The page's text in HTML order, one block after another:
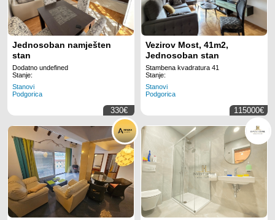
Jednosoban namješten
stan
Dodatno undefined
Stanje:
Stanovi
Podgorica
330€
Vezirov Most, 41m2,
Jednosoban stan
Stambena kvadratura 41
Stanje:
Stanovi
Podgorica
115000€